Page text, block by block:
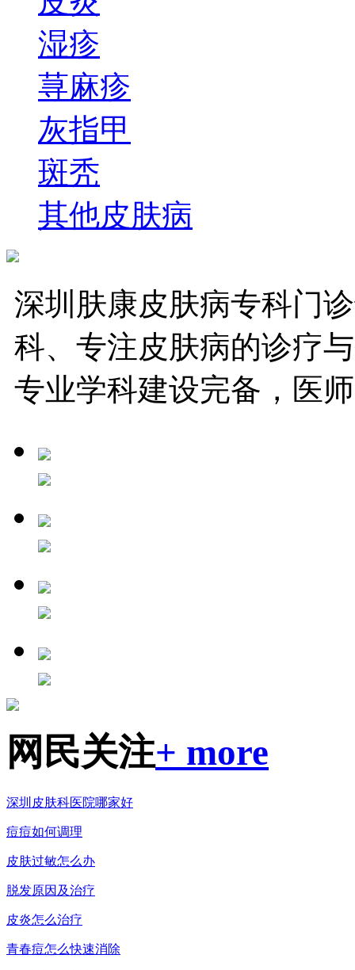
湿疹
荨麻疹
灰指甲
斑秃
其他皮肤病
深圳肤康皮肤病专科门
科、专注皮肤病的诊疗
专业学科建设完备，医
网民关注+ more
深圳皮肤科医院哪家好
痘痘如何调理
皮肤过敏怎么办
脱发原因及治疗
皮炎怎么治疗
青春痘怎么快速消除